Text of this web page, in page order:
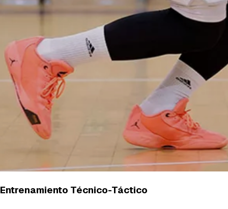
Entrenamiento Técnico-Táctico